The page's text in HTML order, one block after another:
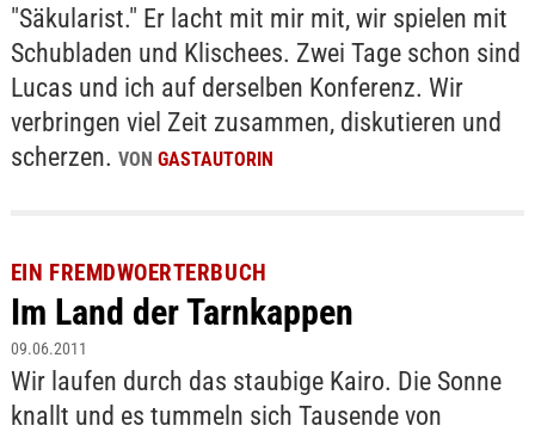
"Säkularist." Er lacht mit mir mit, wir spielen mit
Schubladen und Klischees. Zwei Tage schon sind
Lucas und ich auf derselben Konferenz. Wir
verbringen viel Zeit zusammen, diskutieren und
scherzen. VON GASTAUTORIN
EIN FREMDWOERTERBUCH
Im Land der Tarnkappen
09.06.2011
Wir laufen durch das staubige Kairo. Die Sonne
knallt und es tummeln sich Tausende von